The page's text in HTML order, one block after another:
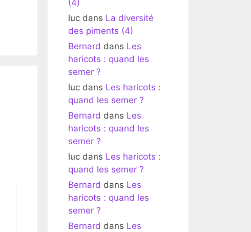
(4)
luc dans La diversité
des piments (4)
Bernard dans Les
haricots : quand les
semer ?
luc dans Les haricots :
quand les semer ?
Bernard dans Les
haricots : quand les
semer ?
luc dans Les haricots :
quand les semer ?
Bernard dans Les
haricots : quand les
semer ?
Bernard dans Les